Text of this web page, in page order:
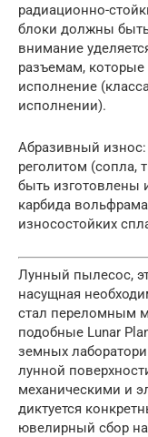
радиационно-
блоки должны
внимание
разъемам,
исполнение
исполнении).
Абразивный
реголитом (сопла,
быть изготовлены
карбида
износостойких
Лунный пылесос,
насущная
стал переломным
подобные Lunar
земных
лунной
механическими и
диктуется
ювелирный сбор